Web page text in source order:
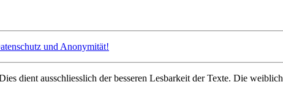
und Anonymität!
dient ausschliesslich der besseren Lesbarkeit der Texte. Die